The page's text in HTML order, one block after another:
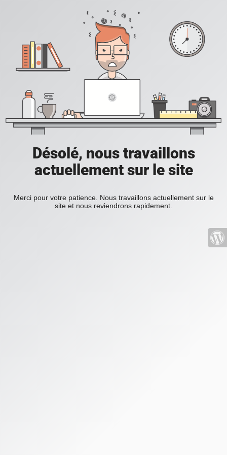
Désolé, nous travaillons
actuellement sur le site
Merci pour votre patience. Nous travaillons actuellement sur le
site et nous reviendrons rapidement.